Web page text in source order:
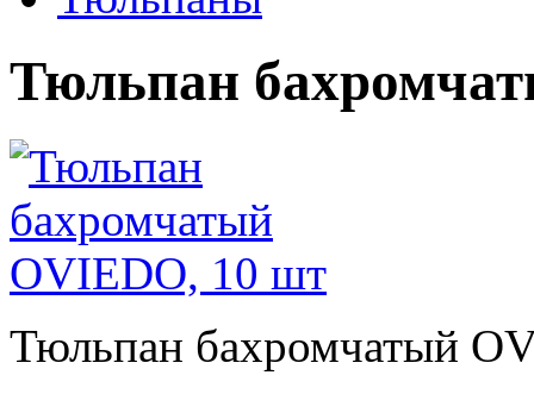
Тюльпан
Тюльпан бахромчатый